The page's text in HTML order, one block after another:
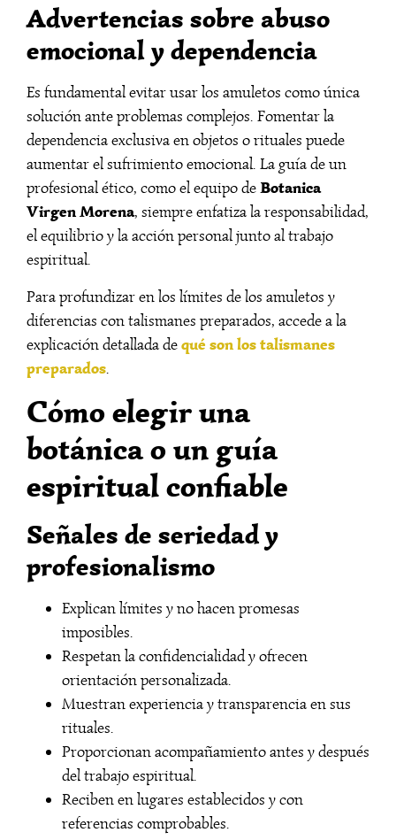
Advertencias sobre abuso
emocional y dependencia
Es fundamental evitar usar los amuletos como única
solución ante problemas complejos. Fomentar la
dependencia exclusiva en objetos o rituales puede
aumentar el sufrimiento emocional. La guía de un
profesional ético, como el equipo deBotanica
Virgen Morena, siempre enfatiza la responsabilidad,
el equilibrio y la acción personal junto al trabajo
espiritual.
Para profundizar en los límites de los amuletos y
diferencias con talismanes preparados, accede a la
explicación detallada dequé son los talismanes
preparados.
Cómo elegir una
botánica o un guía
espiritual confiable
Señales de seriedad y
profesionalismo
Explican límites y no hacen promesas
imposibles.
Respetan la confidencialidad y ofrecen
orientación personalizada.
Muestran experiencia y transparencia en sus
rituales.
Proporcionan acompañamiento antes y después
del trabajo espiritual.
Reciben en lugares establecidos y con
referencias comprobables.